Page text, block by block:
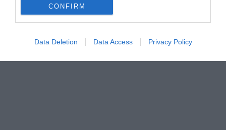
CONFIRM
Data Deletion Data Access Privacy Policy